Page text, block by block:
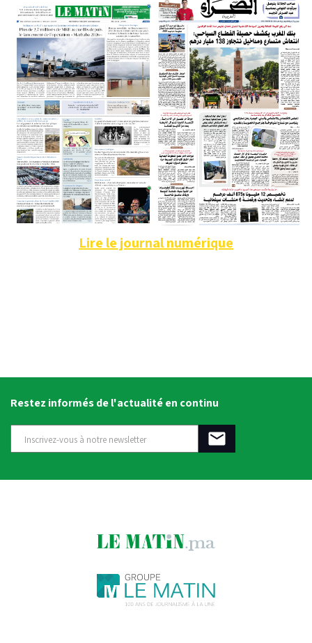
Lire le journal numérique
Restez informés de l'actualité en continu